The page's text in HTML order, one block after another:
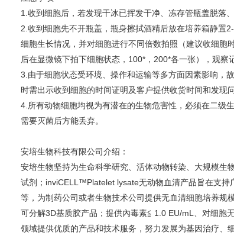
1.收到细胞后，若发现干冰已挥发干净、冻存管瓶盖脱落
2.收到细胞先不开瓶盖，瓶身擦拭酒精后放在培养箱静置
细胞生长情况，并对细胞进行不同倍数拍照（建议收细胞
后在显微镜下拍下细胞状态，100*，200*各一张），观察
3.由于细胞状态受环境、操作和运输等多方面因素影响，
时需出示收到细胞的时间证明及客户提供收货时间和发现
4.所有动物细胞均视为有潜在的生物危害性，必须在二级
需要灭菌后方能丢弃。
安培生物科技有限公司介绍：
安培生物坚持为生命科学研究、活体动物转染、大规模生
试剂；inviCELL™Platelet lysate无动物血清产品旨在支持
等，为制药公司或者生物技术公司提供无血清细胞培养规
可分解3D基质胶产品；提供內毒素≦ 1.0 EU/mL、对细胞
领域提供优质的产品和技术服务，努力发展为基因治疗、